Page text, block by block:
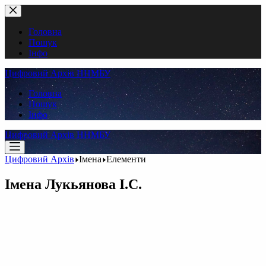
Перейти
до
вмістуГоловна
Пошук
Інфо
Цифровий Архів ННМБУ
Головна
Пошук
Інфо
Цифровий Архів ННМБУ
Цифровий Архів Імена Елементи
Імена Лукьянова І.С.